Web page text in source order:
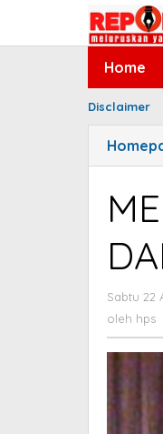
Home
Disclaimer
Sabtu 22
oleh hps